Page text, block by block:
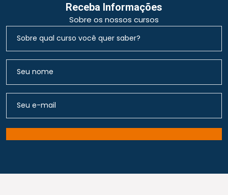
Receba Informações
Sobre os nossos cursos